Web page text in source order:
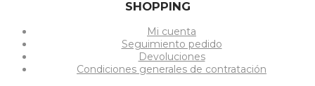
SHOPPING
Mi cuenta
Seguimiento pedido
Devoluciones
Condiciones generales de contratación